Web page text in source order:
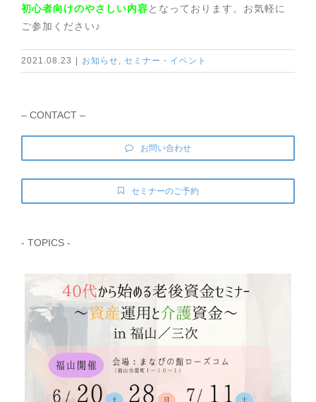
初心者向けのやさしい内容となっております。お気軽に
ご参加ください♪
2021.08.23 | お知らせ セミナー・イベント
– CONTACT –
お問い合わせ
セミナーのご予約
- TOPICS -